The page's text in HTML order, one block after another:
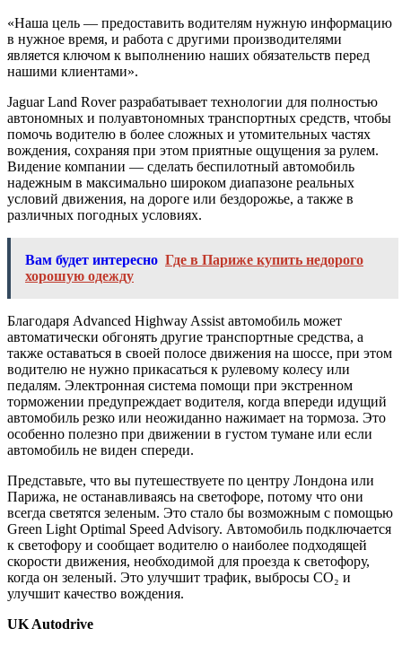
«Наша цель — предоставить водителям нужную информацию
в нужное время, и работа с другими производителями
является ключом к выполнению наших обязательств перед
нашими клиентами».
Jaguar Land Rover разрабатывает технологии для полностью
автономных и полуавтономных транспортных средств, чтобы
помочь водителю в более сложных и утомительных частях
вождения, сохраняя при этом приятные ощущения за рулем.
Видение компании — сделать беспилотный автомобиль
надежным в максимально широком диапазоне реальных
условий движения, на дороге или бездорожье, а также в
различных погодных условиях.
Вам будет интересно Где в Париже купить недорого
хорошую одежду
Благодаря Advanced Highway Assist автомобиль может
автоматически обгонять другие транспортные средства, а
также оставаться в своей полосе движения на шоссе, при этом
водителю не нужно прикасаться к рулевому колесу или
педалям. Электронная система помощи при экстренном
торможении предупреждает водителя, когда впереди идущий
автомобиль резко или неожиданно нажимает на тормоза. Это
особенно полезно при движении в густом тумане или если
автомобиль не виден спереди.
Представьте, что вы путешествуете по центру Лондона или
Парижа, не останавливаясь на светофоре, потому что они
всегда светятся зеленым. Это стало бы возможным с помощью
Green Light Optimal Speed Advisory. Автомобиль подключается
к светофору и сообщает водителю о наиболее подходящей
скорости движения, необходимой для проезда к светофору,
когда он зеленый. Это улучшит трафик, выбросы CO₂ и
улучшит качество вождения.
UK Autodrive